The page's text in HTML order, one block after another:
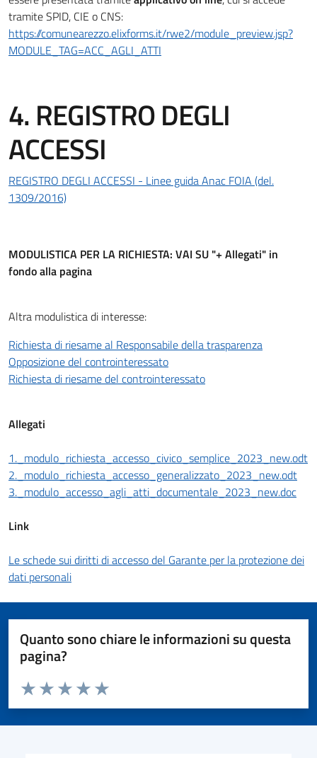
tramite SPID, CIE o CNS:
https://comunearezzo.elixforms.it/rwe2/module_preview.jsp?
MODULE_TAG=ACC_AGLI_ATTI
4. REGISTRO DEGLI
ACCESSI
REGISTRO DEGLI ACCESSI - Linee guida Anac FOIA (del.
1309/2016)
MODULISTICA PER LA RICHIESTA: VAI SU "+ Allegati" in
fondo alla pagina
Altra modulistica di interesse:
Richiesta di riesame al Responsabile della trasparenza
Opposizione del controinteressato
Richiesta di riesame del controinteressato
Allegati
1._modulo_richiesta_accesso_civico_semplice_2023_new.odt
2._modulo_richiesta_accesso_generalizzato_2023_new.odt
3._modulo_accesso_agli_atti_documentale_2023_new.doc
Link
Le schede sui diritti di accesso del Garante per la protezione dei
dati personali
Quanto sono chiare le informazioni su questa
pagina?
Valuta da 1 a 5 stelle la pagina
Valuta 5 stelle su 5
Valuta 4 stelle su 5
Valuta 3 stelle su 5
Valuta 2 stelle su 5
Valuta 1 stelle su 5